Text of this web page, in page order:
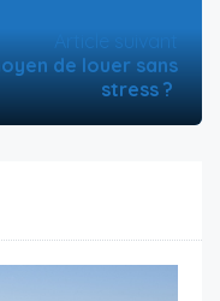
Article suivant
de louer sans
stress ?